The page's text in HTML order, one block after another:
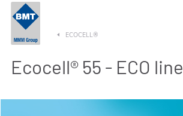
ECOCELL®
Ecocell® 55 - ECO line